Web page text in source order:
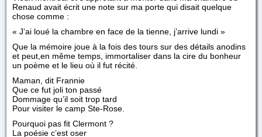
Renaud avait écrit une note sur ma porte qui disait quelque
chose comme :
« J’ai loué la chambre en face de la tienne, j’arrive lundi »
Que la mémoire joue à la fois des tours sur des détails anodins
et peut,en même temps, immortaliser dans la cire du bonheur
un poème et le lieu où il fut récité.
Maman, dit Frannie
Que ce fut joli ton passé
Dommage qu’il soit trop tard
Pour visiter le camp Ste-Rose.
Pourquoi pas fit Clermont ?
La poésie c’est oser